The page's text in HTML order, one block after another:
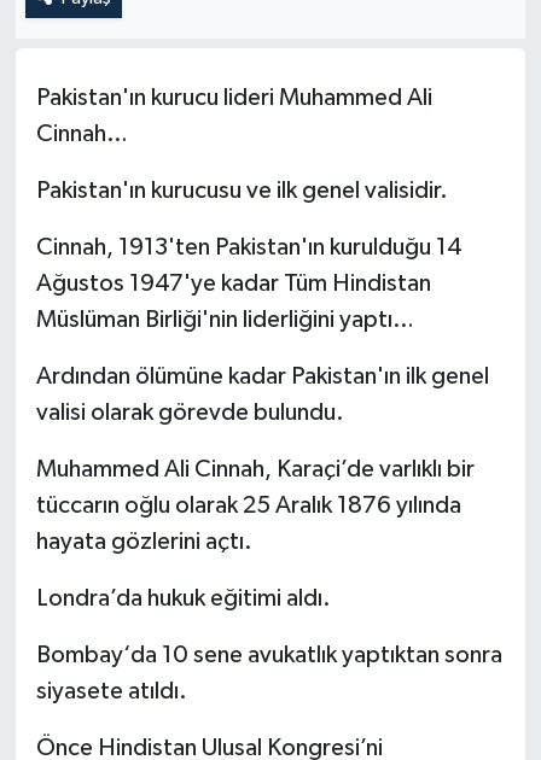
Pakistan'ın kurucu lideri Muhammed Ali
Cinnah…
Pakistan'ın kurucusu ve ilk genel valisidir.
Cinnah, 1913'ten Pakistan'ın kurulduğu 14
Ağustos 1947'ye kadar Tüm Hindistan
Müslüman Birliği'nin liderliğini yaptı…
Ardından ölümüne kadar Pakistan'ın ilk genel
valisi olarak görevde bulundu.
Muhammed Ali Cinnah, Karaçi’de varlıklı bir
tüccarın oğlu olarak 25 Aralık 1876 yılında
hayata gözlerini açtı.
Londra’da hukuk eğitimi aldı.
Bombay‘da 10 sene avukatlık yaptıktan sonra
siyasete atıldı.
Önce Hindistan Ulusal Kongresi’ni
SAĞLIK
TASAVVUF